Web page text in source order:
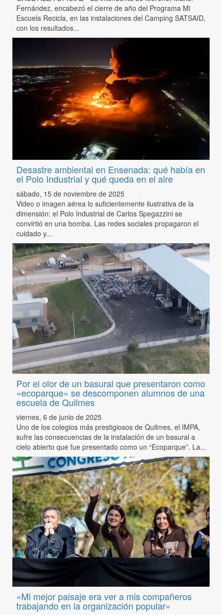
Fernández, encabezó el cierre de año del Programa Mi
Escuela Recicla, en las instalaciones del Camping SATSAID,
con los resultados...
Desastre ambiental en Ensenada: qué había en
el Polo Industrial y qué queda en el aire
sábado, 15 de noviembre de 2025
Video o imagen aérea lo suficientemente ilustrativa de la
dimensión: el Polo Industrial de Carlos Spegazzini se
convirtió en una bomba. Las redes sociales propagaron el
cuidado y...
Por el olor de un basural que presentaron como
«ecoparque» se descomponen alumnos de una
escuela de Quilmes
viernes, 6 de junio de 2025
Uno de los colegios más prestigiosos de Quilmes, el IMPA,
sufre las consecuencias de la instalación de un basural a
cielo abierto que fue presentado como un “Ecoparque”. La...
«Mi mejor paisaje era ver a mis compañeros
trabajando en la organización popular»